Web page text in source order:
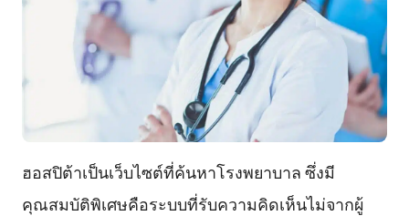
ฮอสปิต้าเป็นเว็บไซต์ที่ค้นหาโรงพยาบาล ซึ่งมี
คุณสมบัติพิเศษคือระบบที่รับความคิดเห็นไม่จากผู้